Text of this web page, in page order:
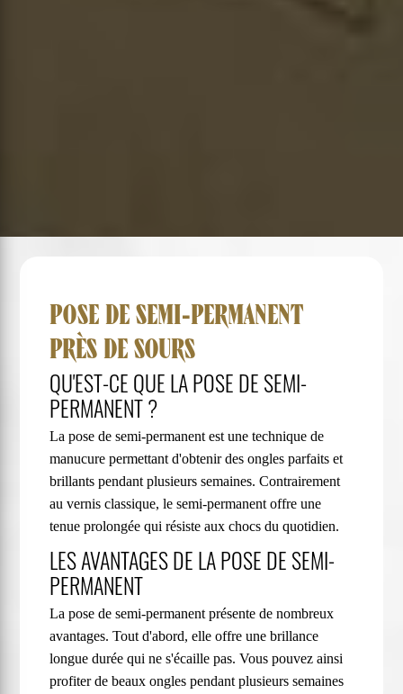
POSE DE SEMI-PERMANENT
PRÈS DE SOURS
QU'EST-CE QUE LA POSE DE SEMI-
PERMANENT ?
La pose de semi-permanent est une technique de
manucure permettant d'obtenir des ongles parfaits et
brillants pendant plusieurs semaines. Contrairement
au vernis classique, le semi-permanent offre une
tenue prolongée qui résiste aux chocs du quotidien.
LES AVANTAGES DE LA POSE DE SEMI-
PERMANENT
La pose de semi-permanent présente de nombreux
avantages. Tout d'abord, elle offre une brillance
longue durée qui ne s'écaille pas. Vous pouvez ainsi
profiter de beaux ongles pendant plusieurs semaines